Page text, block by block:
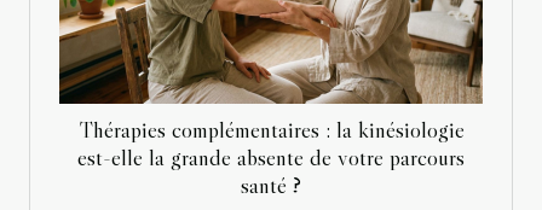
Thérapies complémentaires : la kinésiologie
est-elle la grande absente de votre parcours
santé ?